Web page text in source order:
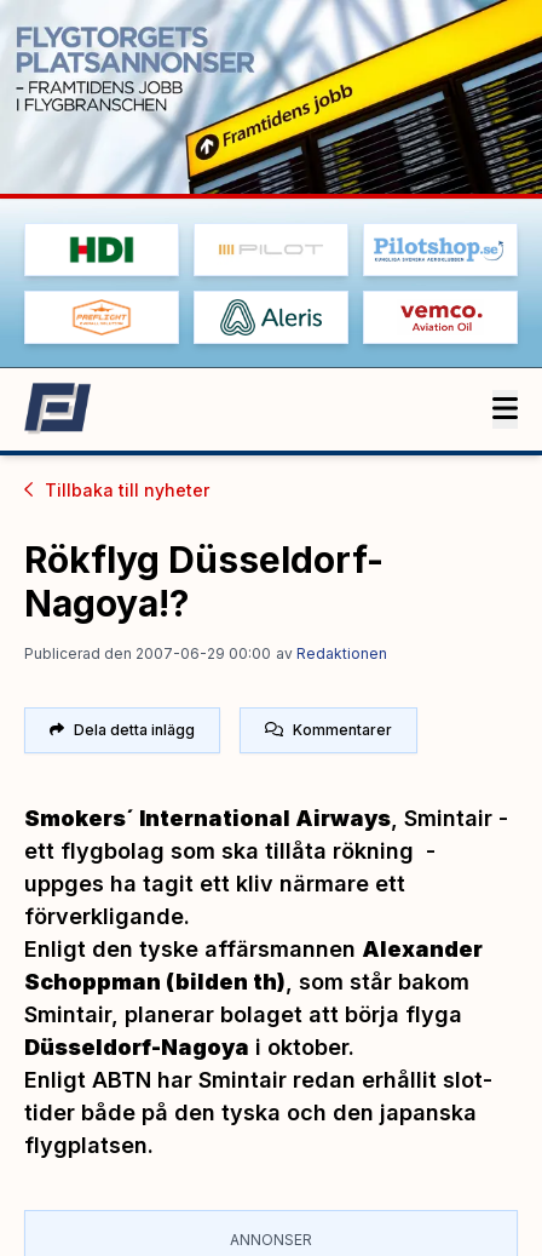
Tillbaka till nyheter
Rökflyg Düsseldorf-
Nagoya!?
Publicerad den 2007-06-29 00:00 av Redaktionen
Dela detta inlägg Kommentarer
Smokers´ International Airways , Smintair -
ett flygbolag som ska tillåta rökning -
uppges ha tagit ett kliv närmare ett
förverkligande.
Enligt den tyske affärsmannen Alexander
Schoppman (bilden th) som står bakom
Smintair, planerar bolaget att börja flyga
Düsseldorf-Nagoya i oktober.
Enligt ABTN har Smintair redan erhållit slot-
tider både på den tyska och den japanska
flygplatsen.
ANNONSER